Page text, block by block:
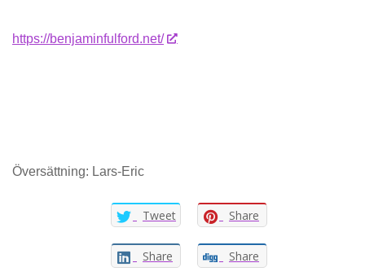
https://benjaminfulford.net/
Översättning: Lars-Eric
Tweet Share
Share Share